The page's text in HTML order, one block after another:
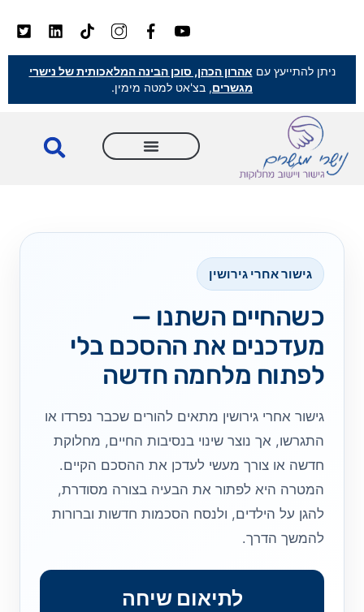
ניתן להתייעץ עם אהרון הכהן, סוכן הבינה המלאכותית של נישרי
מגשרים, בצ'אט למטה מימין.
גישור אחרי גירושין
כשהחיים השתנו —
מעדכנים את ההסכם בלי
לפתוח מלחמה חדשה
גישור אחרי גירושין מתאים להורים שכבר נפרדו או
התגרשו, אך נוצר שינוי בנסיבות החיים, מחלוקת
חדשה או צורך מעשי לעדכן את ההסכם הקיים.
המטרה היא לפתור את הבעיה בצורה מסודרת,
להגן על הילדים, ולנסח הסכמות חדשות וברורות
להמשך הדרך.
לתיאום שיחה